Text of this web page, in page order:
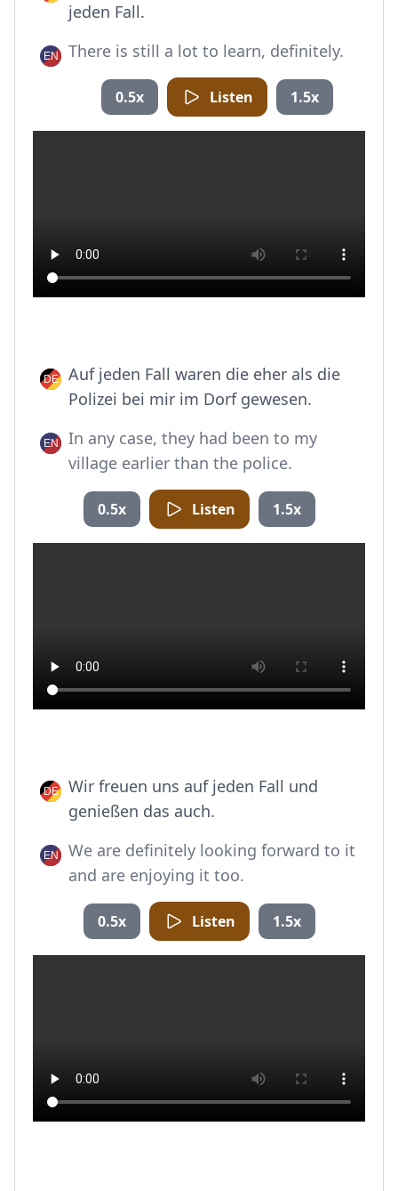
jeden Fall.
There is still a lot to learn, definitely.
0.5x Listen 1.5x
Auf jeden Fall waren die eher als die
Polizei bei mir im Dorf gewesen.
In any case, they had been to my
village earlier than the police.
0.5x Listen 1.5x
Wir freuen uns auf jeden Fall und
genießen das auch.
We are definitely looking forward to it
and are enjoying it too.
0.5x Listen 1.5x